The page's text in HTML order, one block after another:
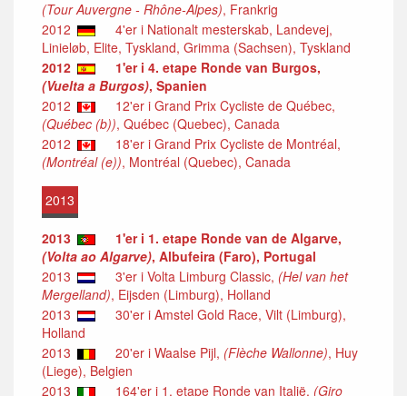
(Tour Auvergne - Rhône-Alpes), Frankrig
2012
4'er i Nationalt mesterskab, Landevej,
Linieløb, Elite, Tyskland, Grimma (Sachsen), Tyskland
2012
1'er i 4. etape Ronde van Burgos,
(Vuelta a Burgos), Spanien
2012
12'er i Grand Prix Cycliste de Québec,
(Québec (b)), Québec (Quebec), Canada
2012
18'er i Grand Prix Cycliste de Montréal,
(Montréal (e)), Montréal (Quebec), Canada
2013
2013
1'er i 1. etape Ronde van de Algarve,
(Volta ao Algarve), Albufeira (Faro), Portugal
2013
3'er i Volta Limburg Classic, (Hel van het
Mergelland), Eijsden (Limburg), Holland
2013
30'er i Amstel Gold Race, Vilt (Limburg),
Holland
2013
20'er i Waalse Pijl, (Flèche Wallonne), Huy
(Liege), Belgien
2013
164'er i 1. etape Ronde van Italië, (Giro